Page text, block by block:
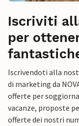
Iscriviti
per
Iscrivendoti alla
di marketing da
offerte per
vacanze, proposte
offerte dei nostri